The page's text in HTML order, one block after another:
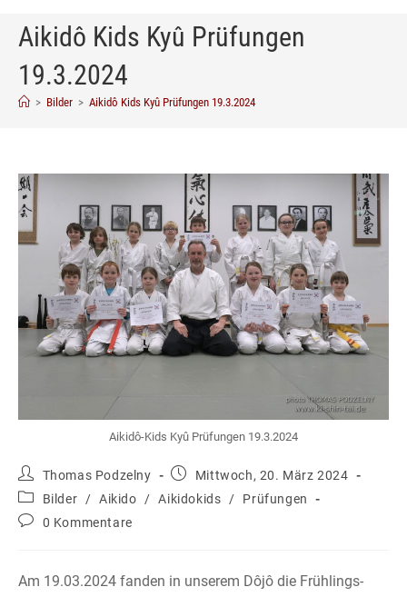
Aikidô Kids Kyû Prüfungen
19.3.2024
> Bilder > Aikidô Kids Kyû Prüfungen 19.3.2024
Aikidô-Kids Kyû Prüfungen 19.3.2024
Beitrags-
Autor:
Thomas Podzelny
BeitragMittwoch, 20. März 2024
Beitrags-
Kategorie:
Bilder / Aikido / Aikidokids /
Prüfungen
Beitrags-
0 Kommentare
Am 19.03.2024 fanden in unserem Dôjô die Frühlings-